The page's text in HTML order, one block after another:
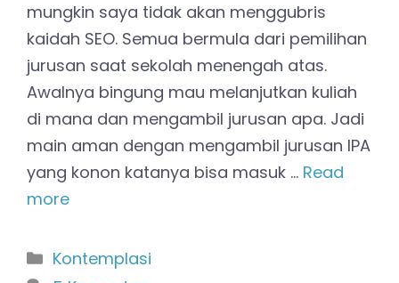
mungkin saya tidak akan menggubris
kaidah SEO. Semua bermula dari pemilihan
jurusan saat sekolah menengah atas.
Awalnya bingung mau melanjutkan kuliah
di mana dan mengambil jurusan apa. Jadi
main aman dengan mengambil jurusan IPA
yang konon katanya bisa masuk … Read
more
Kategori
Kontemplasi